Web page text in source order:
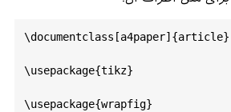
\documentclass [a4paper]{article}
\usepackage{tikz}
\usepackage{wrapfig}